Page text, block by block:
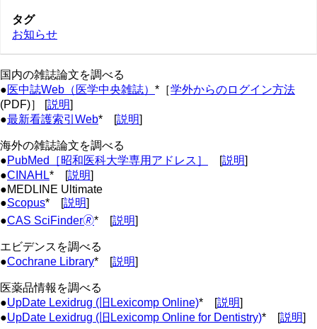
タグ
お知らせ
国内の雑誌論文を調べる
●医中誌Web（医学中央雑誌） *［学外からのログイン方法
(PDF)］ [説明]
●最新看護索引Web* [説明]
海外の雑誌論文を調べる
●PubMed［昭和医科大学専用アドレス］ [説明]
●CINAHL* [説明]
●MEDLINE Ultimate
●Scopus* [説明]
●CAS SciFinder🄬* [説明]
エビデンスを調べる
●Cochrane Library* [説明]
医薬品情報を調べる
●UpDate Lexidrug (旧Lexicomp Online)* [説明]
●UpDate Lexidrug (旧Lexicomp Online for Dentistry)* [説明]